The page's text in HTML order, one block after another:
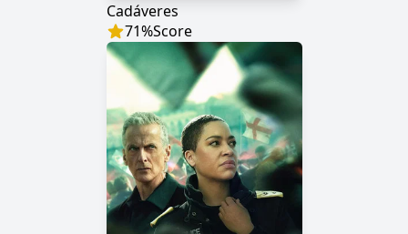
Cadáveres
71%Score